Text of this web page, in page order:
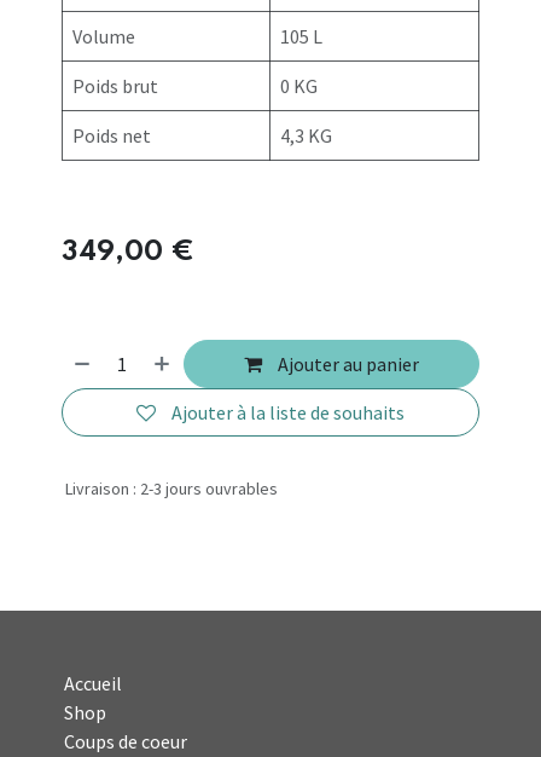
Volume 105 L
Poids brut 0 KG
Poids net 4,3 KG
349,00 €
Ajouter au panier
Ajouter à la liste de souhaits
Livraison : 2-3 jours ouvrables
Accueil
Shop
Coups de coeur